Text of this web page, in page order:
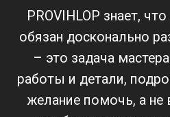
PROVIHLOP знает,
обязан досконально
– это задача
работы и детали,
желание помочь, а не